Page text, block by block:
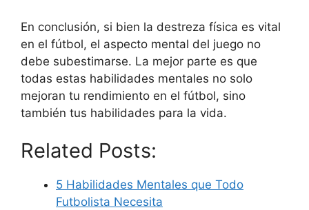
En conclusión, si bien la destreza física es vital
en el fútbol, el aspecto mental del juego no
debe subestimarse. La mejor parte es que
todas estas habilidades mentales no solo
mejoran tu rendimiento en el fútbol, sino
también tus habilidades para la vida.
Related Posts:
5 Habilidades Mentales que Todo
Futbolista Necesita